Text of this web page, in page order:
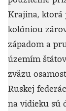
Krajina, ktorá
kolóniou
západom a
územím
zväzu
Ruskej
na vidieku sú